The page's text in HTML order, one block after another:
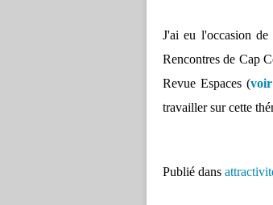
J'ai eu l'occasion
Rencontres de Cap
Revue Espaces (
travailler sur cette
Publié dans